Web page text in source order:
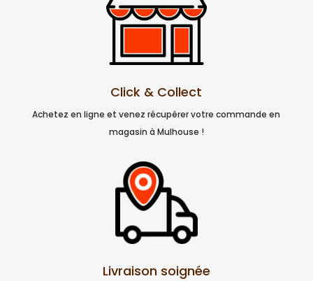
Click & Collect
Achetez en ligne et venez récupérer votre commande en
magasin à Mulhouse !
Livraison soignée